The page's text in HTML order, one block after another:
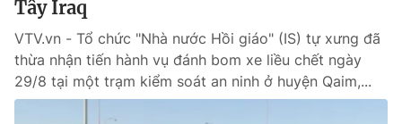
® Cấm sao chép dưới mọi hình thức nếu không có sự chấp
thuận bằng văn bản. Ghi rõ nguồn VTV.vn khi phát hành lại
thông tin từ website này.
Tây Iraq
VTV.vn - Tổ chức "Nhà nước Hồi giáo" (IS) tự xưng đã
thừa nhận tiến hành vụ đánh bom xe liều chết ngày
29/8 tại một trạm kiểm soát an ninh ở huyện Qaim,...